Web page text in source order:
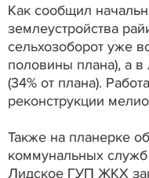
Как сообщил
землеустройства
сельхозоборот уже
половины плана), а
(34% от плана).
реконструкции
Также на планерке
коммунальных
Лидское ГУП ЖКХ